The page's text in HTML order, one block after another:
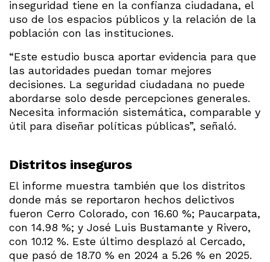
inseguridad tiene en la confianza ciudadana, el
uso de los espacios públicos y la relación de la
población con las instituciones.
“Este estudio busca aportar evidencia para que
las autoridades puedan tomar mejores
decisiones. La seguridad ciudadana no puede
abordarse solo desde percepciones generales.
Necesita información sistemática, comparable y
útil para diseñar políticas públicas”, señaló.
Distritos inseguros
El informe muestra también que los distritos
donde más se reportaron hechos delictivos
fueron Cerro Colorado, con 16.60 %; Paucarpata,
con 14.98 %; y José Luis Bustamante y Rivero,
con 10.12 %. Este último desplazó al Cercado,
que pasó de 18.70 % en 2024 a 5.26 % en 2025.